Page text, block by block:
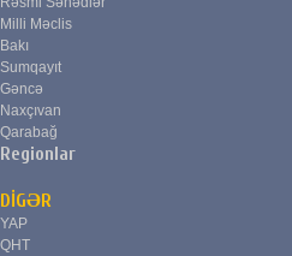
Milli Məclis
Bakı
Sumqayıt
Gəncə
Naxçıvan
Qarabağ
Regionlar
DİGƏR
YAP
QHT